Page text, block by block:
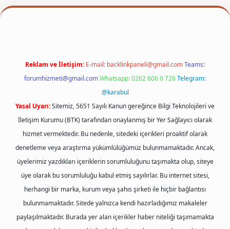
Reklam ve İletişim: E-mail: backlinkpaneli@gmail.comTeams:
forumhizmeti@gmail.comWhatsapp: 0262 606 0 726Telegram:
@karabul
Yasal Uyarı:Sitemiz, 5651 Sayılı Kanun gereğince Bilgi Teknolojileri ve
İletişim Kurumu (BTK) tarafından onaylanmış bir Yer Sağlayıcı olarak
hizmet vermektedir. Bu nedenle, sitedeki içerikleri proaktif olarak
denetleme veya araştırma yükümlülüğümüz bulunmamaktadır. Ancak,
üyelerimiz yazdıkları içeriklerin sorumluluğunu taşımakta olup, siteye
üye olarak bu sorumluluğu kabul etmiş sayılırlar. Bu internet sitesi,
herhangi bir marka, kurum veya şahıs şirketi ile hiçbir bağlantısı
bulunmamaktadır. Sitede yalnızca kendi hazırladığımız makaleler
paylaşılmaktadır. Burada yer alan içerikler haber niteliği taşımamakta